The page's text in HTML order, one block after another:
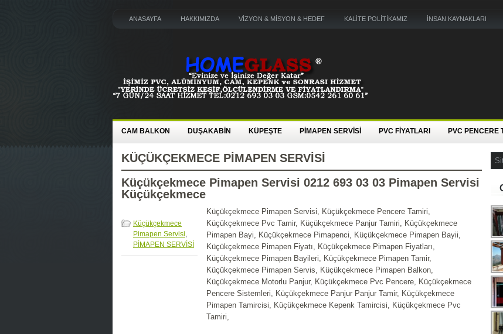
ANASAYFA HAKKIMIZDA VİZYON & MİSYON & HEDEF KALİTE POLİTİKAMIZ İNSAN KAYNAKLARI
CAM BALKON DUŞAKABİN KÜPEŞTE PİMAPEN SERVİSİ PVC FİYATLARI PVC PENCERE
KÜÇÜKÇEKMECE PIMAPEN SERVISI
Küçükçekmece Pimapen Servisi 0212 693 03 03 Pimapen Servisi
Küçükçekmece
Küçükçekmece
Pimapen Servisi,
PİMAPEN SERVİSİ
Küçükçekmece Pimapen Servisi, Küçükçekmece Pencere Tamiri,
Küçükçekmece Pvc Tamir, Küçükçekmece Panjur Tamiri, Küçükçekmece
Pimapen Bayi, Küçükçekmece Pimapenci, Küçükçekmece Pimapen Bayii,
Küçükçekmece Pimapen Fiyatı, Küçükçekmece Pimapen Fiyatları,
Küçükçekmece Pimapen Bayileri, Küçükçekmece Pimapen Tamir,
Küçükçekmece Pimapen Servis, Küçükçekmece Pimapen Balkon,
Küçükçekmece Motorlu Panjur, Küçükçekmece Pvc Pencere, Küçükçekmece
Pencere Sistemleri, Küçükçekmece Panjur Panjur Tamir, Küçükçekmece
Pimapen Tamircisi, Küçükçekmece Kepenk Tamircisi, Küçükçekmece Pvc
Tamiri,